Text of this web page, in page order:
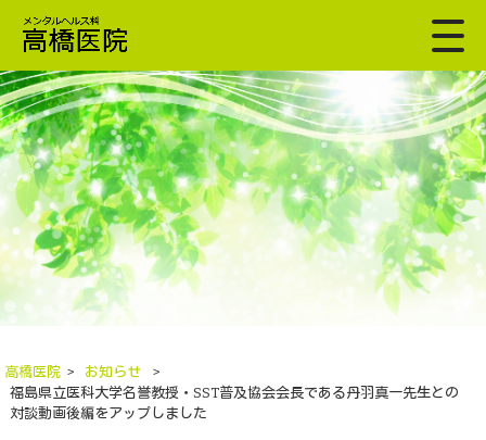
高橋医院 > お知らせ
>
福島県立医科大学名誉教授・SST普及協会会長である丹羽真一先生との
対談動画後編をアップしました